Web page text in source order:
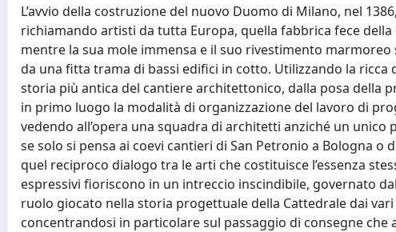
L’avvio della costruzione del nuovo Duomo di Milano, nel
richiamando artisti da tutta Europa, quella fabbrica fece
mentre la sua mole immensa e il suo rivestimento
da una fitta trama di bassi edifici in cotto. Utilizzando la ricca
storia più antica del cantiere architettonico, dalla posa della
in primo luogo la modalità di organizzazione del lavoro di
vedendo all’opera una squadra di architetti anziché un
se solo si pensa ai coevi cantieri di San Petronio a Bologna
quel reciproco dialogo tra le arti che costituisce l’essenza
espressivi fioriscono in un intreccio inscindibile, governato
ruolo giocato nella storia progettuale della Cattedrale dai
concentrandosi in particolare sul passaggio di consegne che